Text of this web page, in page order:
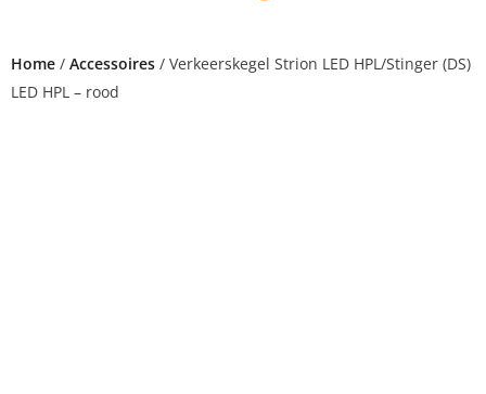
Home / Accessoires / Verkeerskegel Strion LED HPL/Stinger (DS)
LED HPL – rood